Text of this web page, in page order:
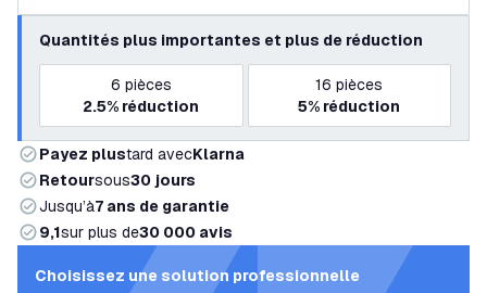
Quantités plus importantes et plus de réduction
6 pièces
2.5% réduction
16 pièces
5% réduction
Payez plustard avecKlarna
Retoursous30 jours
Jusqu’à7 ans de garantie
9,1sur plus de30 000 avis
Choisissez une solution professionnelle